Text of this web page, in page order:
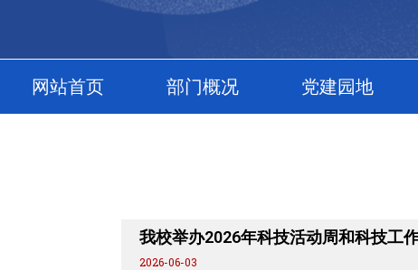
网站首页 部门概况 党建园地
我校举办2026年科技活动周和科技工
2026-06-03